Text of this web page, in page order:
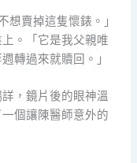
想賣掉這隻懷錶。」
。「它是我父親唯
轉過來就贖回。」
，鏡片後的眼神溫
個讓陳醫師意外的